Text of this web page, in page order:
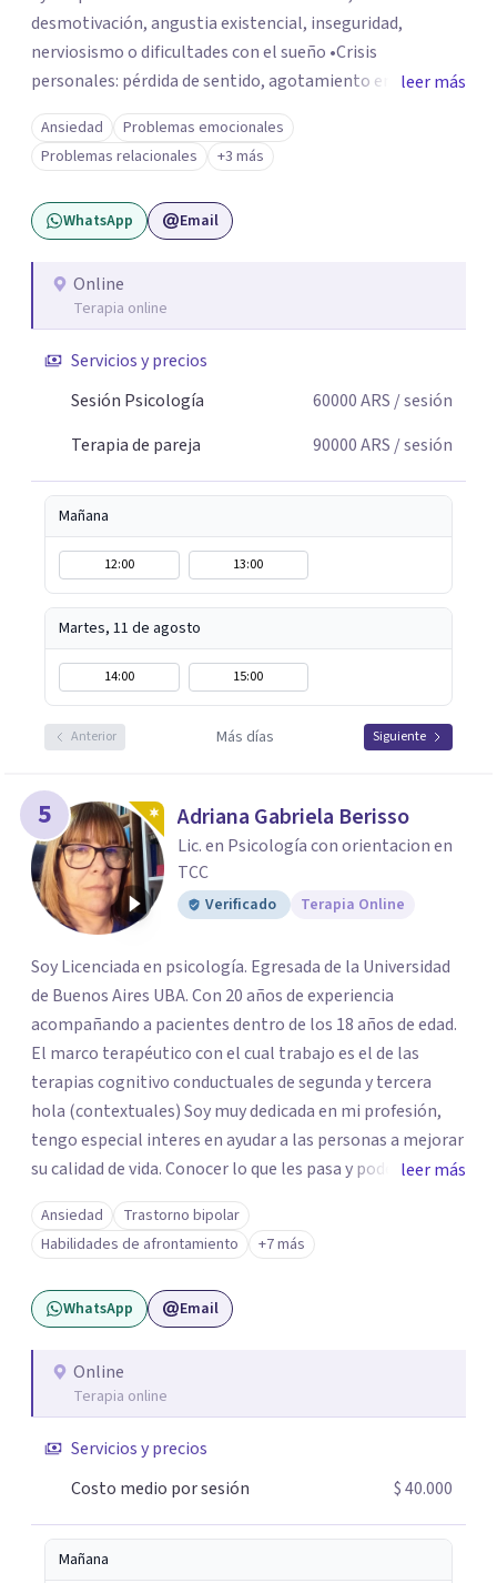
desmotivación, angustia existencial, inseguridad,
nerviosismo o dificultades con el sueño •Crisis
personales: pérdida de sentido, agotamiento emocional
o dificultad para manejar transiciones vitales •Conflictos
relacionales: problemas de pareja, tensiones familiares,
desafíos laborales o dificultades en dinámicas sociales.
leer más
Ansiedad
Problemas emocionales
Problemas relacionales
+3 más
WhatsApp Email
Online
Terapia online
Servicios y precios
Sesión Psicología
60000ARS / sesión
Terapia de pareja
90000ARS / sesión
Mañana
12:00 13:00
Martes, 11 de agosto
14:00 15:00
Anterior Más días Siguiente
5 Adriana Gabriela Berisso
Lic. en Psicología con orientacion en
TCC
Verificado Terapia Online
Soy Licenciada en psicología. Egresada de la Universidad
de Buenos Aires UBA. Con 20 años de experiencia
acompañando a pacientes dentro de los 18 años de edad.
El marco terapéutico con el cual trabajo es el de las
terapias cognitivo conductuales de segunda y tercera
hola (contextuales) Soy muy dedicada en mi profesión,
tengo especial interes en ayudar a las personas a mejorar
su calidad de vida. Conocer lo que les pasa y poder trabajar
en ello brindando las herramientas necesarias. Hay
momentos en la vida por los cuales atravezamos por
estados de ansiedad, depresión o estrés, es alli donde no
encontramos o nos parece no tener recursos para
afrontarlos, pareciera que no hay salida. Dentro de esta
es la que ha presentado mayores evidencias epíricas en la
solución de estos cuadros con resultados muy buenos y
acompañarte. Si estás buscando un espacio de
acompañamiento profesional en español, escríbeme y
leer más
Ansiedad
Trastorno bipolar
Habilidades de afrontamiento
+7 más
WhatsApp Email
Online
Terapia online
Servicios y precios
Costo medio por sesión
$ 40.000
Mañana